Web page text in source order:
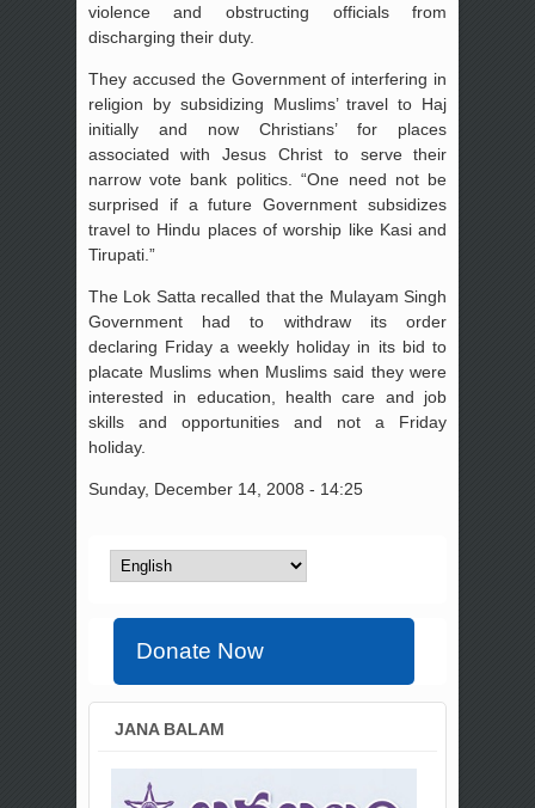
violence and obstructing officials from
discharging their duty.
They accused the Government of interfering in
religion by subsidizing Muslims’ travel to Haj
initially and now Christians’ for places
associated with Jesus Christ to serve their
narrow vote bank politics. “One need not be
surprised if a future Government subsidizes
travel to Hindu places of worship like Kasi and
Tirupati.”
The Lok Satta recalled that the Mulayam Singh
Government had to withdraw its order
declaring Friday a weekly holiday in its bid to
placate Muslims when Muslims said they were
interested in education, health care and job
skills and opportunities and not a Friday
holiday.
Sunday, December 14, 2008 - 14:25
Donate Now
JANA BALAM